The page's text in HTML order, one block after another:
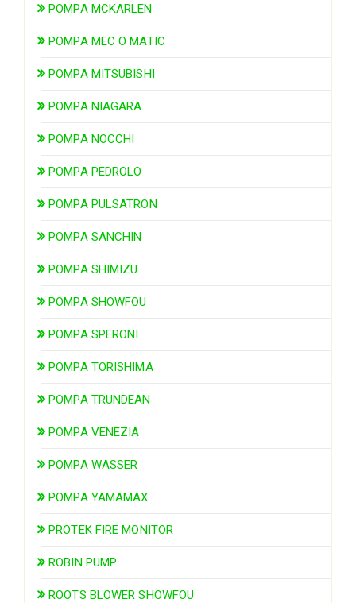
POMPA MCKARLEN
POMPA MEC O MATIC
POMPA MITSUBISHI
POMPA NIAGARA
POMPA NOCCHI
POMPA PEDROLO
POMPA PULSATRON
POMPA SANCHIN
POMPA SHIMIZU
POMPA SHOWFOU
POMPA SPERONI
POMPA TORISHIMA
POMPA TRUNDEAN
POMPA VENEZIA
POMPA WASSER
POMPA YAMAMAX
PROTEK FIRE MONITOR
ROBIN PUMP
ROOTS BLOWER SHOWFOU